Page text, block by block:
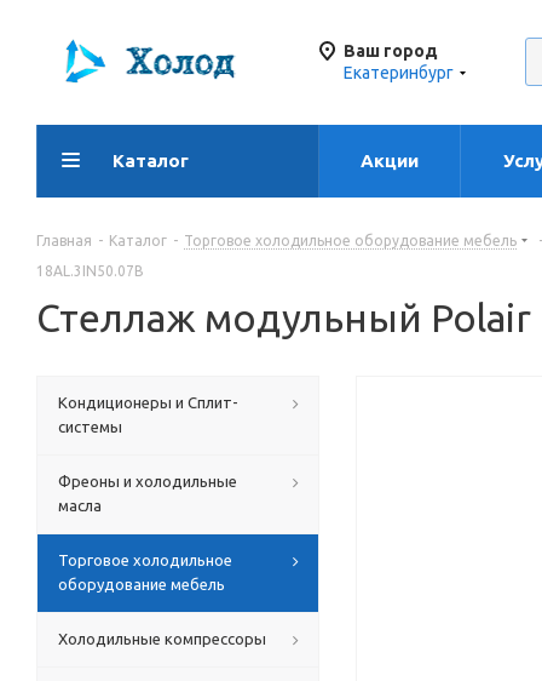
Ваш город
Екатеринбург
Каталог Акции
Главная - Каталог - Торговое холодильное оборудование мебель -
18AL.3IN50.07B
Стеллаж модульный Polair
Кондиционеры и Сплит-
системы
Фреоны и холодильные
масла
Торговое холодильное
оборудование мебель
Холодильные компрессоры